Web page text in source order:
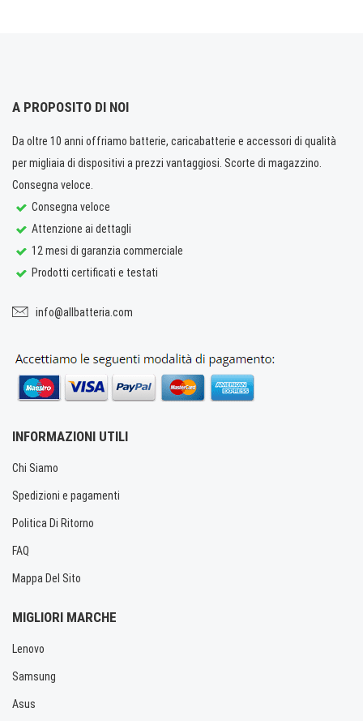
A PROPOSITO DI NOI
Da oltre 10 anni offriamo batterie, caricabatterie e accessori di qualità
per migliaia di dispositivi a prezzi vantaggiosi. Scorte di magazzino.
Consegna veloce.
Consegna veloce
Attenzione ai dettagli
12 mesi di garanzia commerciale
Prodotti certificati e testati
info@allbatteria.com
INFORMAZIONI UTILI
Chi Siamo
Spedizioni e pagamenti
Politica Di Ritorno
FAQ
Mappa Del Sito
MIGLIORI MARCHE
Lenovo
Samsung
Asus